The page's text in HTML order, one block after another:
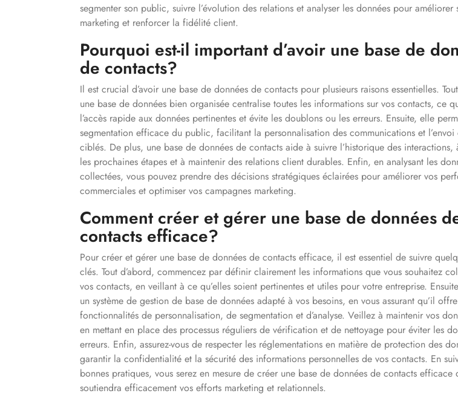
segmenter son public, suivre l’évolution des relations et analyser les données pour améliorer
marketing et renforcer la fidélité client.
Pourquoi est-il important d’avoir une base de
de contacts?
Il est crucial d’avoir une base de données de contacts pour plusieurs raisons essentielles.
une base de données bien organisée centralise toutes les informations sur vos contacts, ce
l’accès rapide aux données pertinentes et évite les doublons ou les erreurs. Ensuite, elle
segmentation efficace du public, facilitant la personnalisation des communications et l’envoi
ciblés. De plus, une base de données de contacts aide à suivre l’historique des
les prochaines étapes et à maintenir des relations client durables. Enfin, en analysant les
collectées, vous pouvez prendre des décisions stratégiques éclairées pour améliorer vos
commerciales et optimiser vos campagnes marketing.
Comment créer et gérer une base de données
contacts efficace?
Pour créer et gérer une base de données de contacts efficace, il est essentiel de suivre
clés. Tout d’abord, commencez par définir clairement les informations que vous souhaitez
vos contacts, en veillant à ce qu’elles soient pertinentes et utiles pour votre entreprise.
un système de gestion de base de données adapté à vos besoins, en vous assurant qu’il
fonctionnalités de personnalisation, de segmentation et d’analyse. Veillez à maintenir vos
en mettant en place des processus réguliers de vérification et de nettoyage pour éviter les
erreurs. Enfin, assurez-vous de respecter les réglementations en matière de protection des
garantir la confidentialité et la sécurité des informations personnelles de vos contacts. En
bonnes pratiques, vous serez en mesure de créer une base de données de contacts efficace
soutiendra efficacement vos efforts marketing et relationnels.